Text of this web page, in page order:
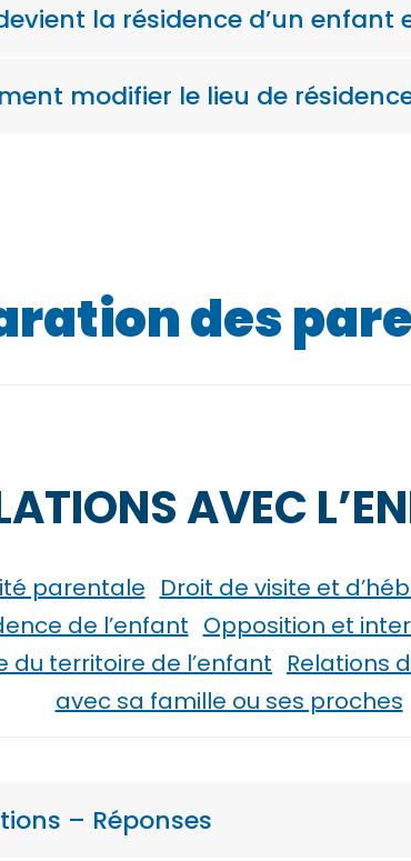
la résidence d’un
modifier le lieu de
des
AVEC
parentale Droit de visite et
de l’enfant Opposition et
du territoire de l’enfant Relations
avec sa famille ou ses proches
– Réponses